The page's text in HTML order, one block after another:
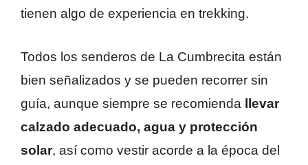
tienen algo de experiencia en trekking.
Todos los senderos de La Cumbrecita están
bien señalizados y se pueden recorrer sin
guía, aunque siempre se recomienda
llevar
calzado adecuado, agua y protección
solar, así como vestir acorde a la época del